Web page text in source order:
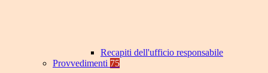
Recapiti dell'ufficio responsabile
Provvedimenti 75